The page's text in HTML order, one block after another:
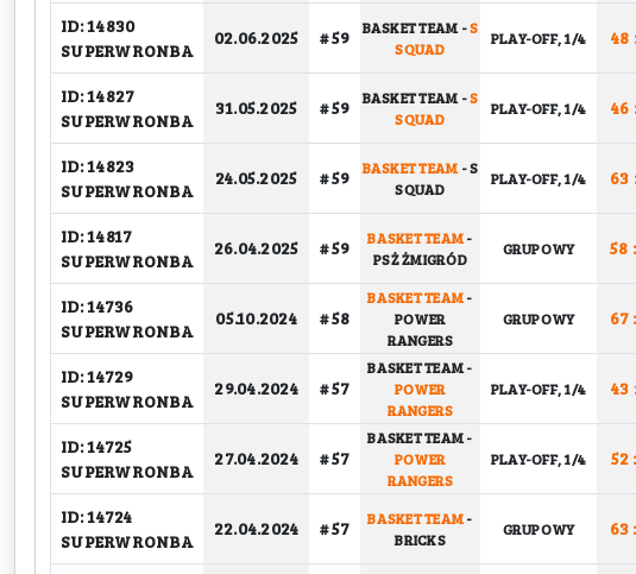
ID: 14830
SUPERWRONBA
02.06.2025 # 59 BASKET TEAM -S
SQUAD
PLAY-OFF, 1/4 48
ID: 14827
SUPERWRONBA
31.05.2025 # 59 BASKET TEAM -S
SQUAD
PLAY-OFF, 1/4 46
ID: 14823
SUPERWRONBA
24.05.2025 # 59 BASKET TEAM -S
SQUAD
PLAY-OFF, 1/4 63
ID: 14817
SUPERWRONBA
26.04.2025 # 59 BASKET TEAM-
PSŻ ŻMIGRÓD
GRUPOWY 58
ID: 14736
SUPERWRONBA
05.10.2024 # 58
BASKET TEAM-
POWER
RANGERS
GRUPOWY 67
ID: 14729
SUPERWRONBA
29.04.2024 # 57
BASKET TEAM-
POWER
RANGERS
PLAY-OFF, 1/4 43
ID: 14725
SUPERWRONBA
27.04.2024 # 57
BASKET TEAM-
POWER
RANGERS
PLAY-OFF, 1/4 52
ID: 14724
SUPERWRONBA
22.04.2024 # 57 BASKET TEAM-
BRICKS
GRUPOWY 63